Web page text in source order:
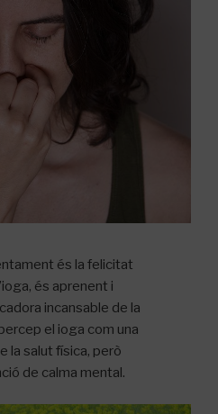
és la felicitat
és aprenent i
incansable de la
el ioga com una
la salut física, però
de calma mental.